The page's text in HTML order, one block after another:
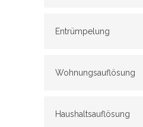
Entrümpelung
Wohnungsauflösung
Haushaltsauflösung